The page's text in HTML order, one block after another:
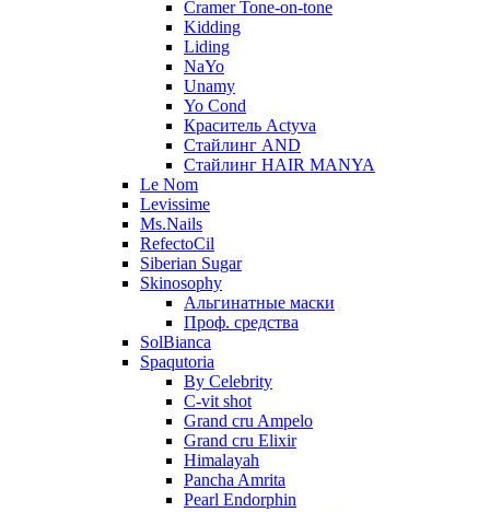
Cramer Tone-on-tone
Kidding
Liding
NaYo
Unamy
Yo Cond
Краситель Actyva
Стайлинг AND
Стайлинг HAIR MANYA
Le Nom
Levissime
Ms.Nails
RefectoCil
Siberian Sugar
Skinosophy
Альгинатные маски
Проф. средства
SolBianca
Spaqutoria
By Celebrity
C-vit shot
Grand cru Ampelo
Grand сru Elixir
Himalayah
Pancha Amrita
Pearl Endorphin